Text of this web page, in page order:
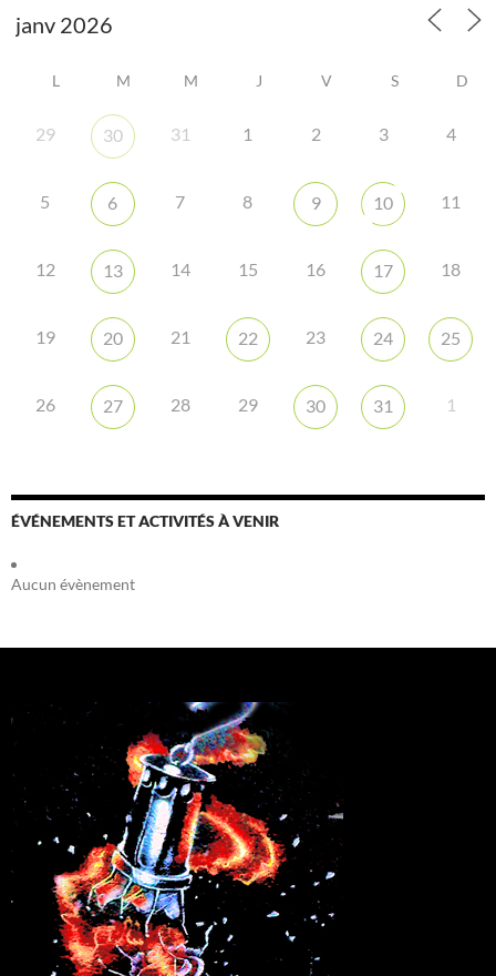
L M M J V S D
29 30 31 1 2 3 4
5 6 7 8 9 10 11
12 13 14 15 16 17 18
19 20 21 22 23 24 25
26 27 28 29 30 31 1
ÉVÉNEMENTS ET ACTIVITÉS À VENIR
Aucun évènement